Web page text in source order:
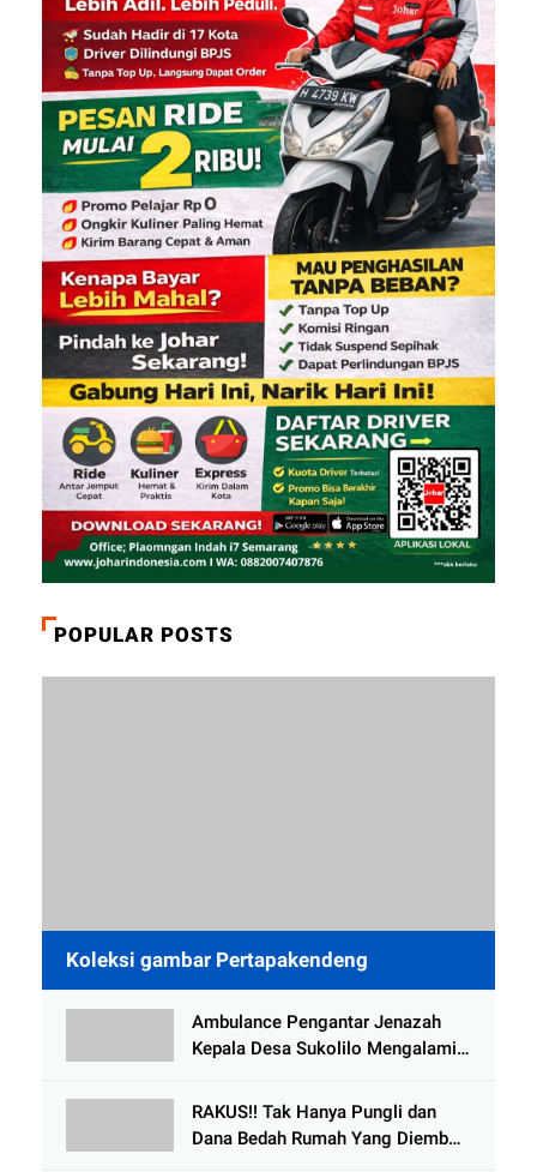
POPULAR POSTS
Koleksi gambar Pertapakendeng
Ambulance Pengantar Jenazah
Kepala Desa Sukolilo Mengalami
Meninggal Dunia
RAKUS!! Tak Hanya Pungli dan
Dana Bedah Rumah Yang Diembat,